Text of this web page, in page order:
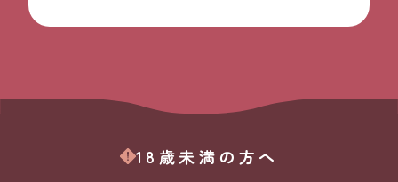
18歳未満の方へ